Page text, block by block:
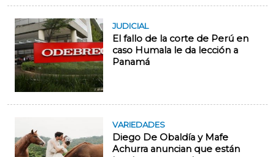
JUDICIAL
El fallo de la corte de Perú en
caso Humala le da lección a
Panamá
VARIEDADES
Diego De Obaldía y Mafe
Achurra anuncian que están